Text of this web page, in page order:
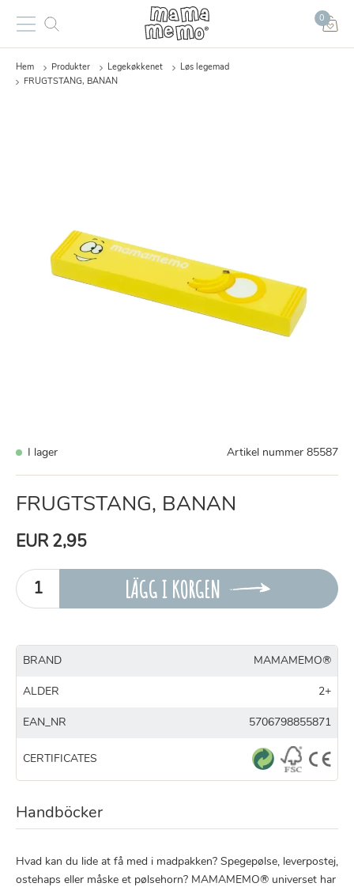
0
Hem Produkter Legekøkkenet
Løs legemad
FRUGTSTANG, BANAN
I lager Artikel nummer 85587
FRUGTSTANG, BANAN
EUR 2,95
LÄGG I KORGEN
BRAND MAMAMEMO®
ALDER 2+
EAN_NR 5706798855871
CERTIFICATES
Handböcker
Hvad kan du lide at få med i madpakken? Spegepølse, leverpostej,
ostehaps eller måske et pølsehorn? MAMAMEMO® universet har